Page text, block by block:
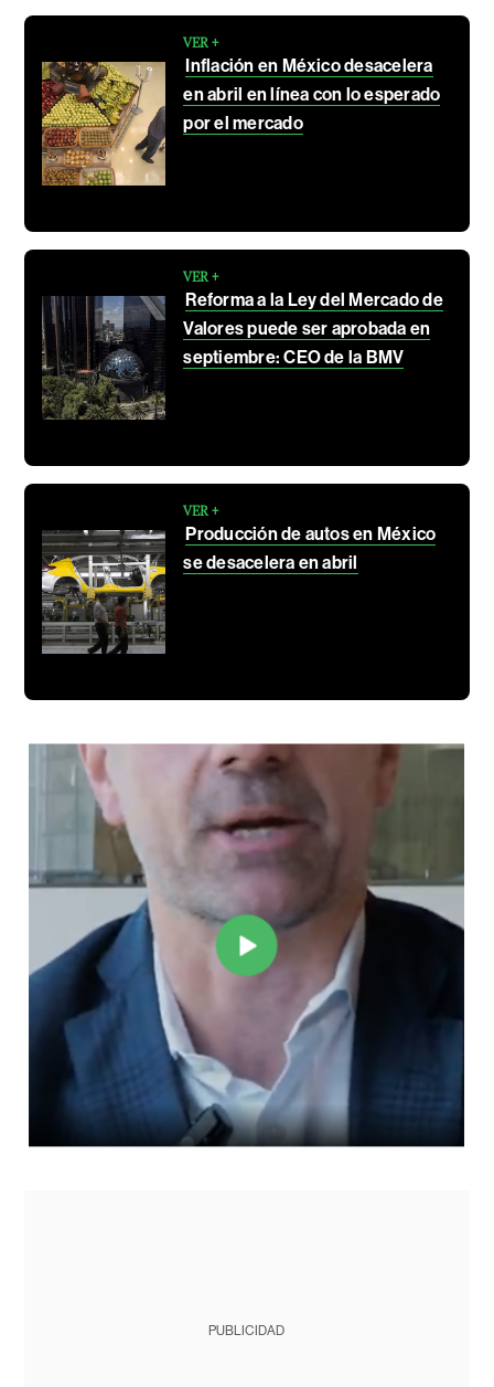
VER +
Inflación en México desacelera
en abril en línea con lo esperado
por el mercado
VER +
Reforma a la Ley del Mercado de
Valores puede ser aprobada en
septiembre: CEO de la BMV
VER +
Producción de autos en México
se desacelera en abril
PUBLICIDAD